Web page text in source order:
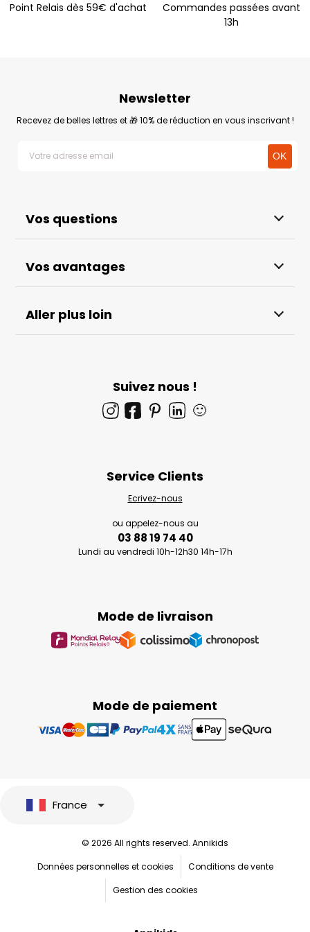
Point Relais dès 59€ d'achat
Commandes passées avant
13h
Vos questions
Vos avantages
Aller plus loin
Newsletter
Recevez de belles lettres et 🎁 10% de réduction en vous inscrivant !
Suivez nous !
🙂
Mode de paiement
Mode de livraison
Service Clients
Ecrivez-nous
ou appelez-nous au
03 88 19 74 40
Lundi au vendredi 10h-12h30 14h-17h
France
© 2026 All rights reserved. Annikids
Données personnelles et cookies
Conditions de vente
Gestion des cookies